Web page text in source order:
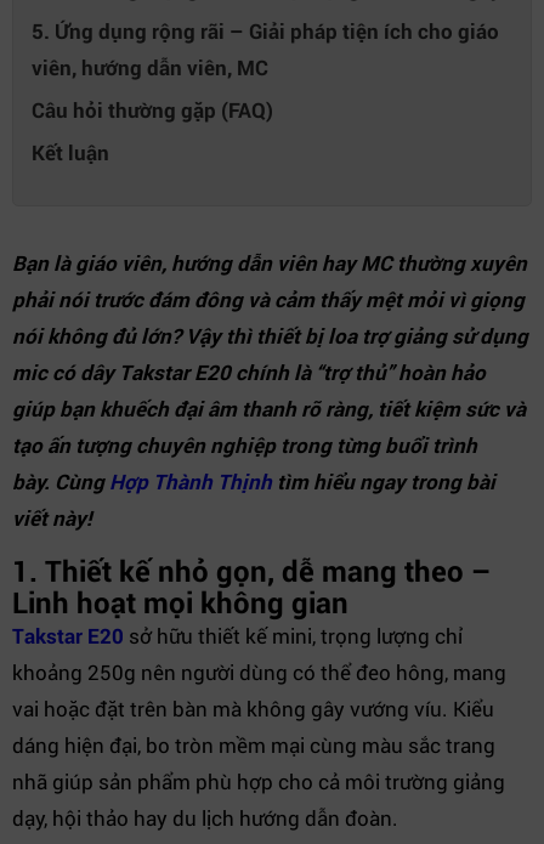
5. Ứng dụng rộng rãi – Giải pháp tiện ích cho giáo
viên, hướng dẫn viên, MC
Câu hỏi thường gặp (FAQ)
Kết luận
Bạn là giáo viên, hướng dẫn viên hay MC thường xuyên
phải nói trước đám đông và cảm thấy mệt mỏi vì giọng
nói không đủ lớn? Vậy thì thiết bị loa trợ giảng sử dụng
mic có dây Takstar E20 chính là “trợ thủ” hoàn hảo
giúp bạn khuếch đại âm thanh rõ ràng, tiết kiệm sức và
tạo ấn tượng chuyên nghiệp trong từng buổi trình
bày. CùngHợp Thành Thịnh tìm hiểu ngay trong bài
viết này!
1. Thiết kế nhỏ gọn, dễ mang theo –
Linh hoạt mọi không gian
Takstar E20 sở hữu thiết kế mini, trọng lượng chỉ
khoảng 250g nên người dùng có thể đeo hông, mang
vai hoặc đặt trên bàn mà không gây vướng víu. Kiểu
dáng hiện đại, bo tròn mềm mại cùng màu sắc trang
nhã giúp sản phẩm phù hợp cho cả môi trường giảng
dạy, hội thảo hay du lịch hướng dẫn đoàn.